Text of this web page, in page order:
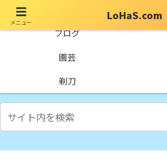
ブログ
園芸
剃刀
メニュー
LoHaS.com